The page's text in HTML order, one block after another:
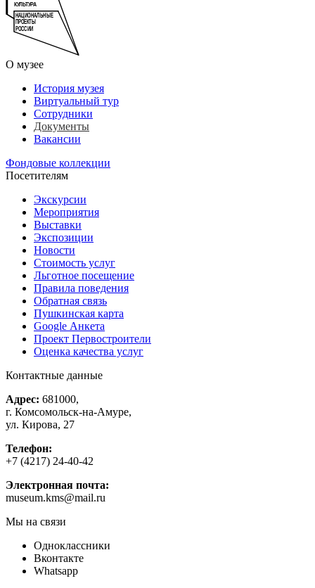
О музее
История музея
Виртуальный тур
Сотрудники
Документы
Вакансии
Фондовые коллекции
Посетителям
Экскурсии
Мероприятия
Выставки
Экспозиции
Новости
Стоимость услуг
Льготное посещение
Правила поведения
Обратная связь
Пушкинская карта
Google Анкета
Проект Первостроители
Оценка качества услуг
Контактные данные
Адрес: 681000,
г. Комсомольск-на-Амуре,
ул. Кирова, 27
Телефон:
+7 (4217) 24-40-42
Электронная почта:
museum.kms@mail.ru
Мы на связи
Одноклассники
Вконтакте
Whatsapp